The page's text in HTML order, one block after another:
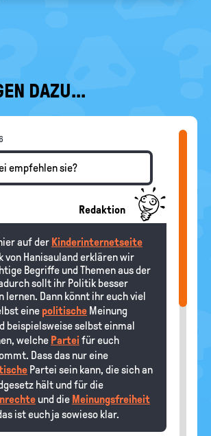
DAZU...
empfehlen sie?
Redaktion
auf der Kinderinternetseite
von Hanisauland erklären wir
Begriffe und Themen aus der
sollt ihr Politik besser
lernen. Dann könnt ihr euch viel
eine politische Meinung
beispielsweise selbst einmal
welche Partei für euch
Dass das nur eine
Partei sein kann, die sich an
hält und für die
und die Meinungsfreiheit
ist euch ja sowieso klar.